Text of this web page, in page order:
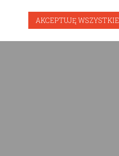
AKCEPTUJĘ WSZYSTKIE